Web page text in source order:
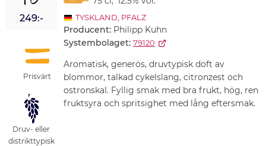
249:-
Prisvärt
Druv- eller
distrikttypisk
TYSKLAND, PFALZ
Producent: Philipp Kuhn
Systembolaget: 79120
Aromatisk, generös, druvtypisk doft av
blommor, talkad cykelslang, citronzest och
ostronskal. Fyllig smak med bra frukt, hög, ren
fruktsyra och spritsighet med lång eftersmak.